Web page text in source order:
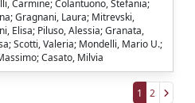
Carmine; Colantuono, Stefania;
Gragnani, Laura; Mitrevski,
Elisa; Piluso, Alessia; Granata,
Scotti, Valeria; Mondelli, Mario U.;
Casato, Milvia
1 2